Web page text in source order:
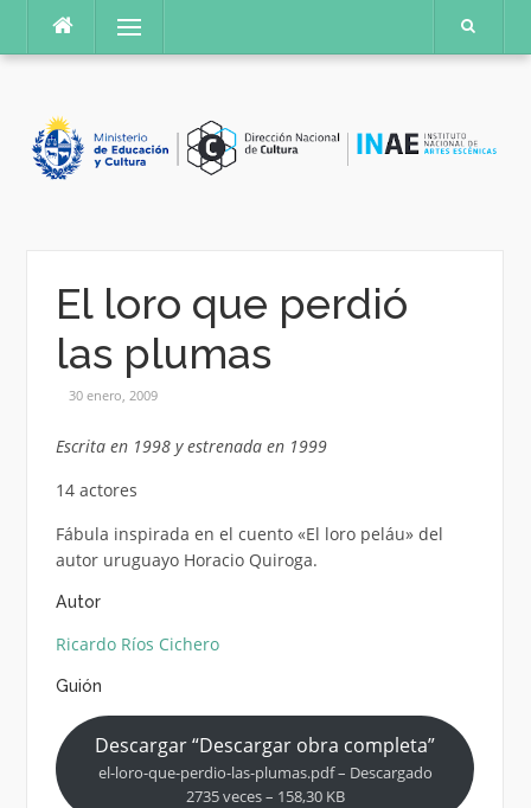
contenido
Menú
El loro que perdió
las plumas
30 enero, 2009
Escrita en 1998 y estrenada en 1999
14 actores
Fábula inspirada en el cuento «El loro peláu» del
autor uruguayo Horacio Quiroga.
Autor
Ricardo Ríos Cichero
Guión
Descargar “Descargar obra completa”
el-loro-que-perdio-las-plumas.pdf – Descargado
2735 veces – 158,30 KB